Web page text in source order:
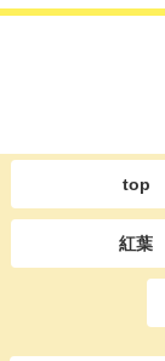
top
紅葉